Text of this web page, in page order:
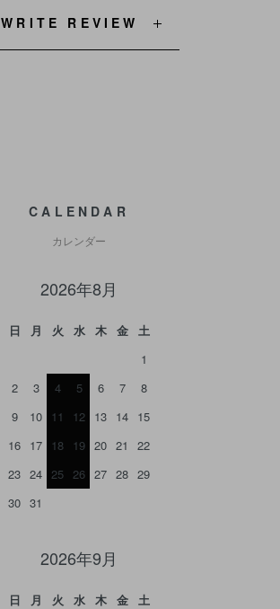
WRITE REVIEW
CALENDAR
カレンダー
2026年8月
日 月 火 水 木 金
土
1
2
3 4 5 6 7
8
9
10 11 12 13 14 15
16 17 18 19 20 21
22
23 24 25 26 27 28 29
30 31
2026年9月
日 月 火 水 木 金
土